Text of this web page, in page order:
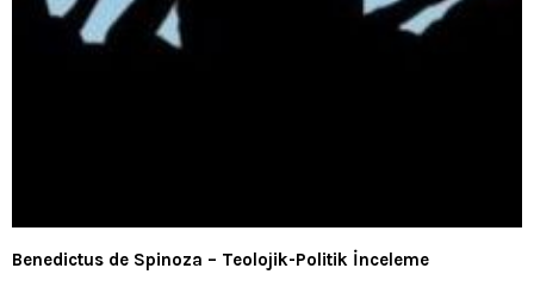
Benedictus de Spinoza – Teolojik-Politik İnceleme